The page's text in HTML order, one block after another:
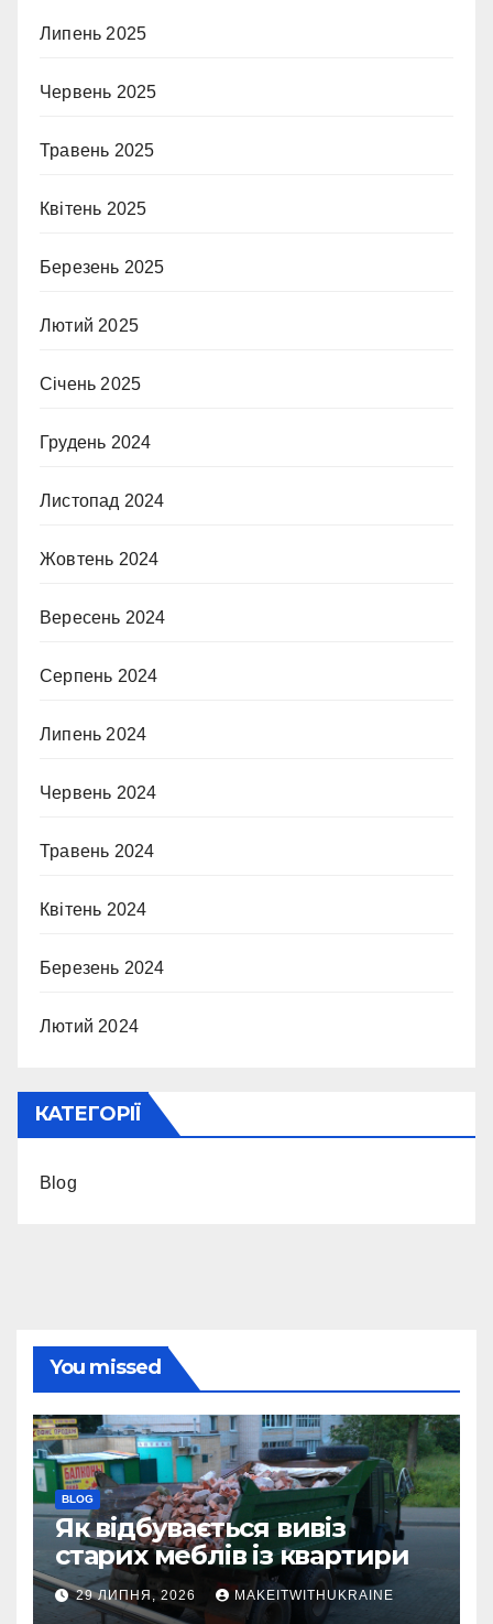
Липень 2025
Червень 2025
Травень 2025
Квітень 2025
Березень 2025
Лютий 2025
Січень 2025
Грудень 2024
Листопад 2024
Жовтень 2024
Вересень 2024
Серпень 2024
Липень 2024
Червень 2024
Травень 2024
Квітень 2024
Березень 2024
Лютий 2024
КАТЕГОРІЇ
Blog
You missed
BLOG
Як відбувається вивіз
старих меблів із квартири
29 ЛИПНЯ, 2026 MAKEITWITHUKRAINE